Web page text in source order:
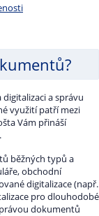
a správu
využití patří mezi
Vám přináší
běžných typů a
obchodní
digitalizace (např.
pro dlouhodobé
dokumentů